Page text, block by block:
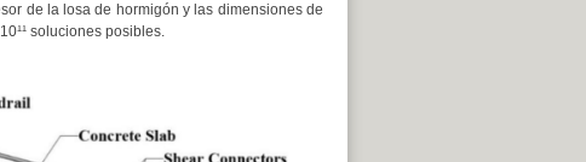
de la losa de hormigón y las dimensiones de
soluciones posibles.